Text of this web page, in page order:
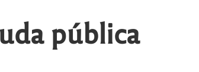
pública